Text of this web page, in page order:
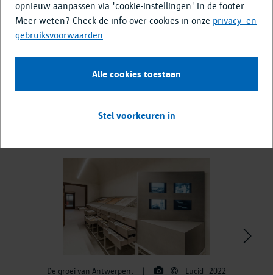
Op de Grote Markt wandel je binnen in de expo Antwerpen
Morgen op het gelijkvloers van het Antwerpse stadhuis.
en gratis te bezoeken.
De groei van Antwerpen. Lucid - 2022
>
opnieuw aanpassen via 'cookie-instellingen' in de footer.
Meer weten? Check de info over cookies in onze privacy- en
gebruiksvoorwaarden.
Alle cookies toestaan
Stel voorkeuren in